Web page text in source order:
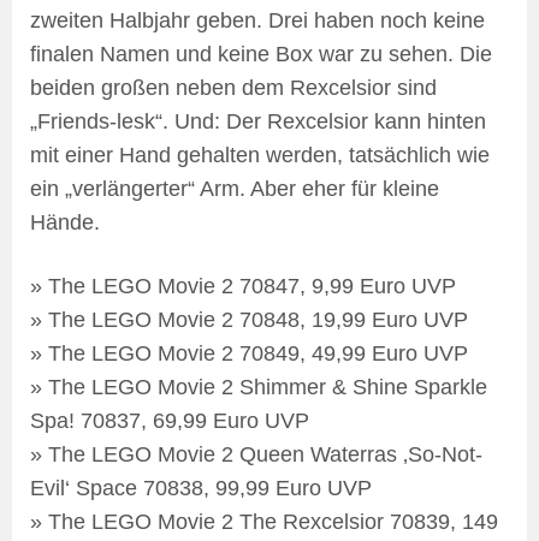
zweiten Halbjahr geben. Drei haben noch keine
finalen Namen und keine Box war zu sehen. Die
beiden großen neben dem Rexcelsior sind
„Friends-lesk“. Und: Der Rexcelsior kann hinten
mit einer Hand gehalten werden, tatsächlich wie
ein „verlängerter“ Arm. Aber eher für kleine
Hände.
» The LEGO Movie 2 70847, 9,99 Euro UVP
» The LEGO Movie 2 70848, 19,99 Euro UVP
» The LEGO Movie 2 70849, 49,99 Euro UVP
» The LEGO Movie 2 Shimmer & Shine Sparkle
Spa! 70837, 69,99 Euro UVP
» The LEGO Movie 2 Queen Waterras ‚So-Not-
Evil‘ Space 70838, 99,99 Euro UVP
» The LEGO Movie 2 The Rexcelsior 70839, 149